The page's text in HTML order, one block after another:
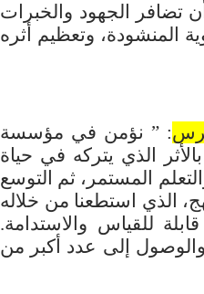
تضافر الجهود والخبرات
المنشودة، وتعظيم أثره
: ” نؤمن في مؤسسة
الذي يتركه في حياة
المستمر، ثم التوسع
الذي استطعنا من خلاله
للقياس والاستدامة.
والوصول إلى عدد أكبر من